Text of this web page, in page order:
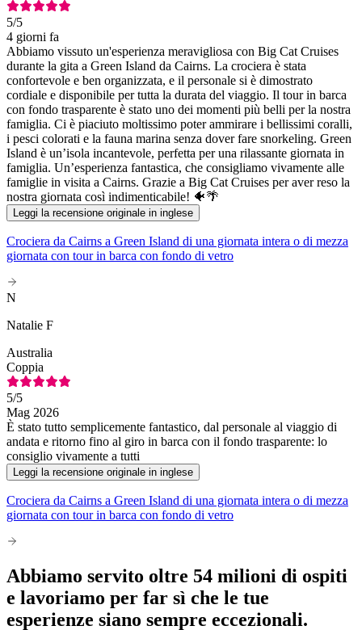
5/5
4 giorni fa
Abbiamo vissuto un'esperienza meravigliosa con Big Cat Cruises
durante la gita a Green Island da Cairns. La crociera è stata
confortevole e ben organizzata, e il personale si è dimostrato
cordiale e disponibile per tutta la durata del viaggio. Il tour in barca
con fondo trasparente è stato uno dei momenti più belli per la nostra
famiglia. Ci è piaciuto moltissimo poter ammirare i bellissimi coralli,
i pesci colorati e la fauna marina senza dover fare snorkeling. Green
Island è un’isola incantevole, perfetta per una rilassante giornata in
famiglia. Un’esperienza fantastica, che consigliamo vivamente alle
famiglie in visita a Cairns. Grazie a Big Cat Cruises per aver reso la
nostra giornata così indimenticabile! 🐠🌴
Leggi la recensione originale in inglese
Crociera da Cairns a Green Island di una giornata intera o di mezza
giornata con tour in barca con fondo di vetro
N
Natalie F
Australia
Coppia
5/5
Mag 2026
È stato tutto semplicemente fantastico, dal personale al viaggio di
andata e ritorno fino al giro in barca con il fondo trasparente: lo
consiglio vivamente a tutti
Leggi la recensione originale in inglese
Crociera da Cairns a Green Island di una giornata intera o di mezza
giornata con tour in barca con fondo di vetro
Abbiamo servito oltre 54 milioni di ospiti
e lavoriamo per far sì che le tue
esperienze siano sempre eccezionali.